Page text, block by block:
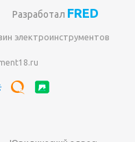
Разработал FRED
электроинструментов